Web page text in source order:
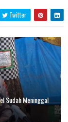
Twitter
Sudah Meninggal